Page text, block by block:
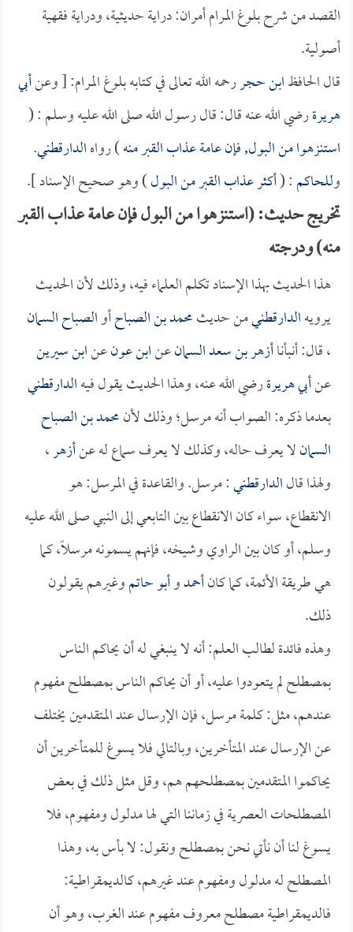
القصد من شرح بلوغ المرام أمران: دراية حديثية، ودراية فقهية
أصولية.
قال الحافظابن حجررحمه الله تعالى في كتابه بلوغ المرام: [ وعنأبي
هريرةرضي الله عنه قال: قال رسول الله صلى الله عليه وسلم : (
استنزهوا من البول, فإن عامة عذاب القبر منه) رواهالدارقطني.
وللحاكم: (أكثر عذاب القبر من البول) وهو صحيح الإسناد ].
تخريج حديث: (استنزهوا من البول فإن عامة عذاب القبر
منه) ودرجته
هذا الحديث بهذا الإسناد تكلم العلماء فيه، وذلك لأن الحديث
يرويهالدارقطنيمن حديثمحمد بن الصباحأوالصباح السمان
، قال: أنبأناأزهر بن سعد السمانعنابن عونعنابن سيرين
عنأبي هريرةرضي الله عنه، وهذا الحديث يقول فيهالدارقطني
بعدما ذكره: الصواب أنه مرسل؛ وذلك لأنمحمد بن الصباح
السمانلا يعرف حاله، وكذلك لا يعرف سماع له عنأزهر،
ولهذا قالالدارقطني: مرسل. والقاعدة في المرسل: هو
الانقطاع، سواء كان الانقطاع بين التابعي إلى النبي صلى الله عليه
وسلم، أو كان بين الراوي وشيخه، فإنهم يسمونه مرسلاً، كما
هي طريقة الأئمة، كما كانأحمدوأبو حاتموغيرهم يقولون
ذلك.
وهذه فائدة لطالب العلم: أنه لا ينبغي له أن يحاكم الناس
بمصطلح لم يتعودوا عليه، أو أن يحاكم الناس بمصطلح مفهوم
عندهم، مثل: كلمة مرسل، فإن الإرسال عند المتقدمين يختلف
عن الإرسال عند المتأخرين، وبالتالي فلا يسوغ للمتأخرين أن
يحاكموا المتقدمين بمصطلحهم هم، وقل مثل ذلك في بعض
المصطلحات العصرية في زماننا التي لها مدلول ومفهوم، فلا
يسوغ لنا أن نأتي نحن بمصطلح ونقول: لا بأس به، وهذا
المصطلح له مدلول ومفهوم عند غيرهم، كالديمقراطية:
فالديمقراطية مصطلح معروف مفهوم عند الغرب، وهو أن